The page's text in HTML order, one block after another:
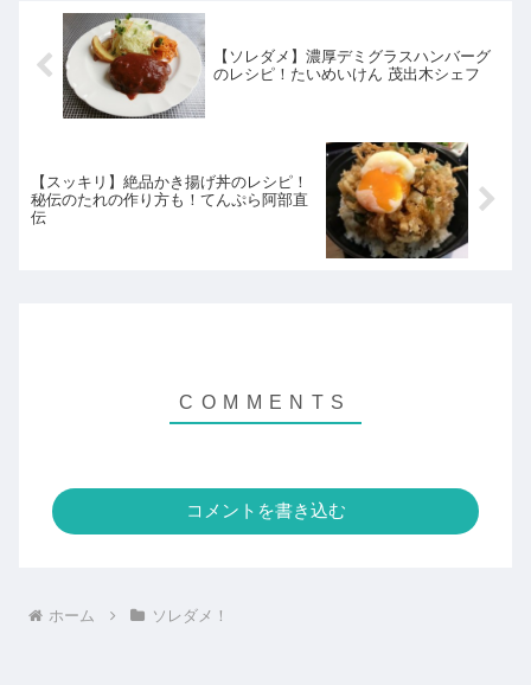
【ソレダメ】濃厚デミグラスハンバーグ
のレシピ！たいめいけん 茂出木シェフ
【スッキリ】絶品かき揚げ丼のレシピ！
秘伝のたれの作り方も！てんぷら阿部直
伝
コメントを書き込む
ホーム ソレダメ！